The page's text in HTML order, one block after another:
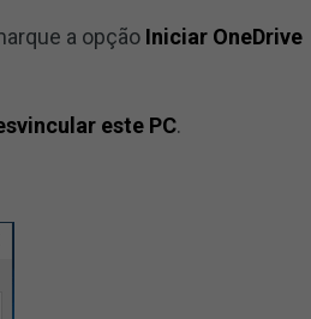
a opção Iniciar OneDrive
este PC.